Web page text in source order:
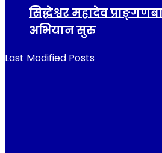
सिद्धेश्वर महादेव
अभियान सुरु
Last Modified Posts